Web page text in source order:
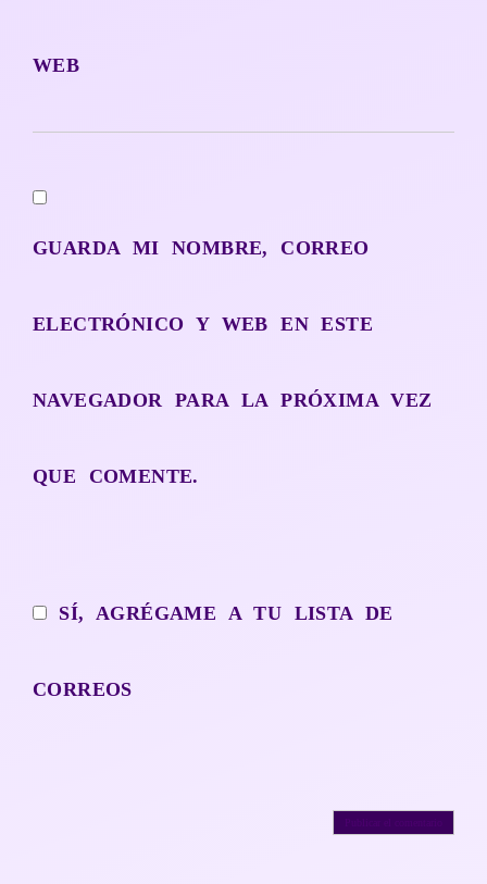
WEB
GUARDA MI NOMBRE, CORREO
ELECTRÓNICO Y WEB EN ESTE
NAVEGADOR PARA LA PRÓXIMA VEZ
QUE COMENTE.
SÍ, AGRÉGAME A TU LISTA DE
CORREOS